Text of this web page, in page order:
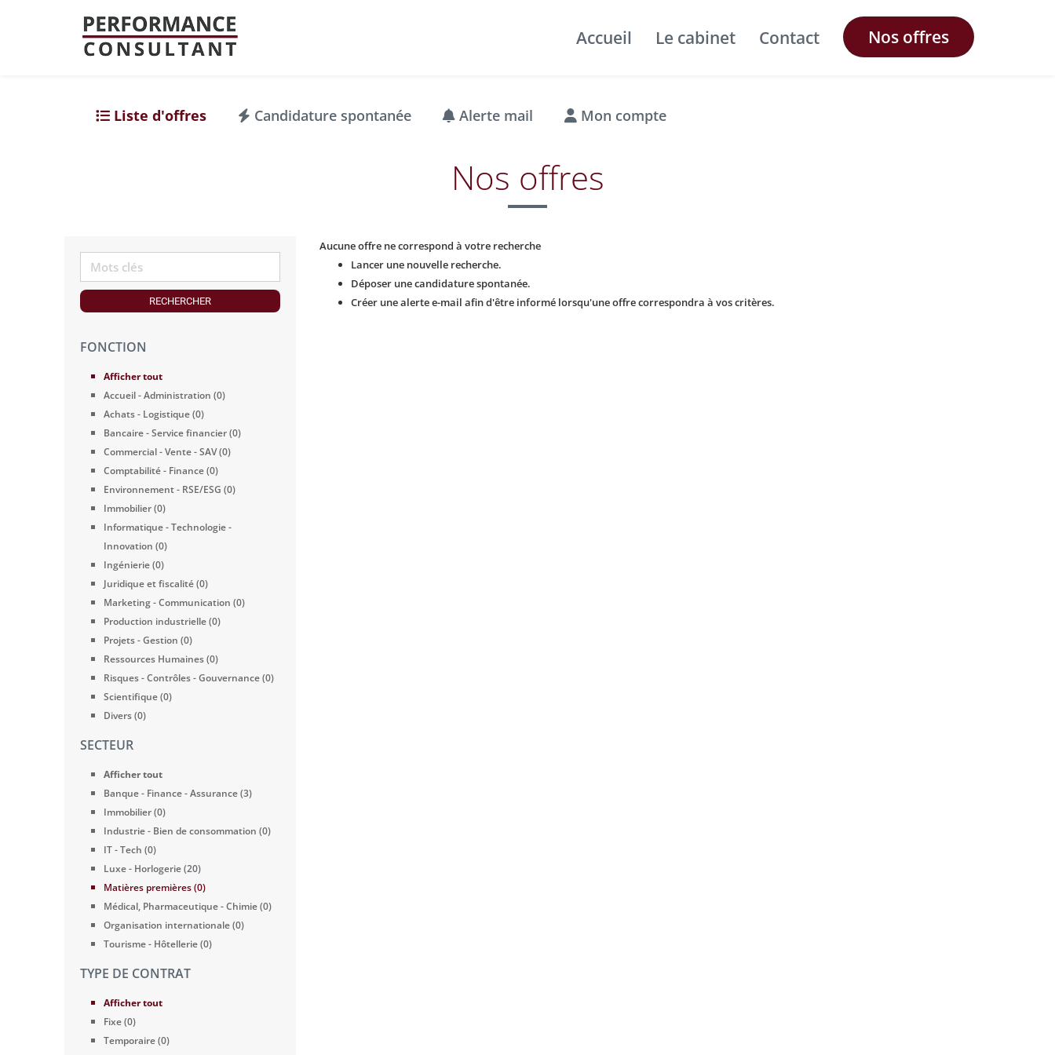
Accueil Le cabinet Contact Nos offres
Liste d'offres Candidature spontanée Alerte mail Mon compte
Nos offres
RECHERCHER
FONCTION
Afficher tout
Accueil - Administration (0)
Achats - Logistique (0)
Bancaire - Service financier (0)
Commercial - Vente - SAV (0)
Comptabilité - Finance (0)
Environnement - RSE/ESG (0)
Immobilier (0)
Informatique - Technologie -
Innovation (0)
Ingénierie (0)
Juridique et fiscalité (0)
Marketing - Communication (0)
Production industrielle (0)
Projets - Gestion (0)
Ressources Humaines (0)
Risques - Contrôles - Gouvernance (0)
Scientifique (0)
Divers (0)
SECTEUR
Afficher tout
Banque - Finance - Assurance (3)
Immobilier (0)
Industrie - Bien de consommation (0)
IT - Tech (0)
Luxe - Horlogerie (20)
Matières premières (0)
Médical, Pharmaceutique - Chimie (0)
Organisation internationale (0)
Tourisme - Hôtellerie (0)
TYPE DE CONTRAT
Afficher tout
Fixe (0)
Temporaire (0)
Aucune offre ne correspond à votre recherche
Lancer une nouvelle recherche.
Déposer une candidature spontanée.
Créer une alerte e-mail afin d'être informé lorsqu'une offre correspondra à vos critères.